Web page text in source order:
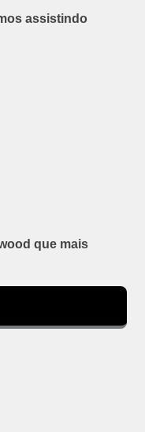
assistindo
que mais